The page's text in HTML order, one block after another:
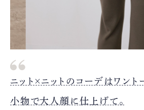
ニット×ニットのコーデはワン
小物で大人顔に仕上げて。